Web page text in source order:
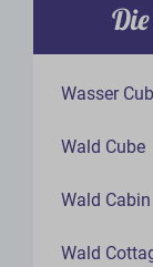
Wasser
Wald Cube
Wald Cabin
Wald